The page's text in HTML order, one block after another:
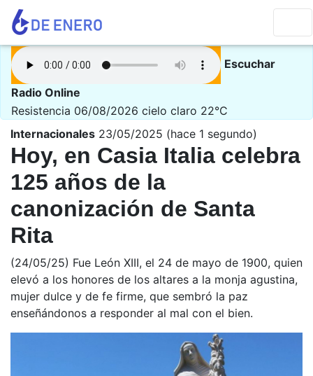
Escuchar
Radio Online
Resistencia 06/08/2026 cielo claro 22°C
Internacionales 23/05/2025 (hace 1 segundo)
Hoy, en Casia Italia celebra
125 años de la
canonización de Santa
Rita
(24/05/25) Fue León XIII, el 24 de mayo de 1900, quien
elevó a los honores de los altares a la monja agustina,
mujer dulce y de fe firme, que sembró la paz
enseñándonos a responder al mal con el bien.